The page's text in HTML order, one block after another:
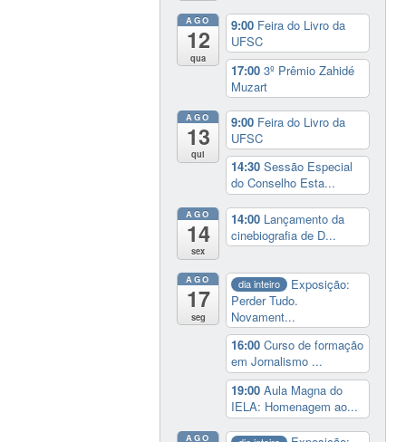
AGO
12
qua
9:00 Feira do Livro da
UFSC
17:003º Prêmio Zahidé
Muzart
AGO
13
qui
9:00 Feira do Livro da
UFSC
14:30Sessão Especial
do Conselho Esta...
AGO
14
sex
14:00 Lançamento da
cinebiografia de D...
AGO
17
seg
dia inteiro
Exposição:
Perder Tudo.
Novament...
16:00Curso de formação
em Jornalismo ...
19:00Aula Magna do
IELA: Homenagem ao...
AGO